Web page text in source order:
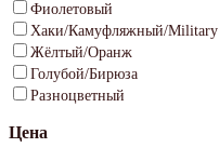
Фиолетовый
Хаки/Камуфляжный/Military
Жёлтый/Оранж
Голубой/Бирюза
Разноцветный
Цена